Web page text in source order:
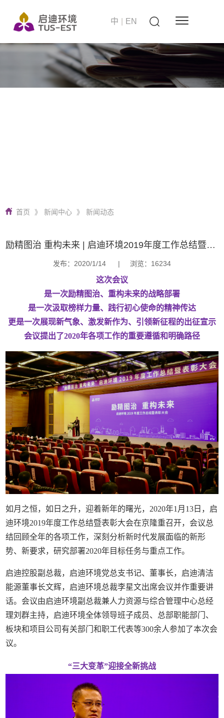
中 EN
首页 》 新闻中心 》 新闻动态
励精图治 重构未来 | 启迪环境2019年度工作总结暨表彰大会圆满闭幕
发布：2020/1/14 | 浏览：16234
这次会议
是一次励精图治、重构未来的战略部署
是一次汲取榜样力量、践行初心使命的精神传达
更是一次展现新气象、激发新作为、引领新征程的出征宣示
会议提出了2020年各项工作的重要遵循和明确路径
如月之恒，如日之升，迎着新年的曙光，2020年1月13日，启
迪环境2019年度工作总结暨表彰大会在京隆重召开，会议总
结回顾全年的各项工作，深刻分析新时代发展面临的新形
势、新要求，研究部署2020年目标任务与重点工作。
启迪控股副总裁，启迪环境党总支书记、董事长，启迪清洁
能源董事长文辉，启迪环境总裁李星文出席会议并作重要讲
话。会议由启迪环境副总裁兼人力资源与综合管理中心总经
理刘群主持，启迪环境全体领导班子成员、总部职能部门、
板块和项目公司有关部门和职工代表等300余人参加了本次会
议。
“三大变革”迎接全新挑战